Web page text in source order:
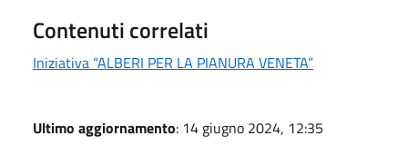
Contenuti correlati
Iniziativa “ALBERI PER LA PIANURA VENETA”
Ultimo aggiornamento: 14 giugno 2024, 12:35